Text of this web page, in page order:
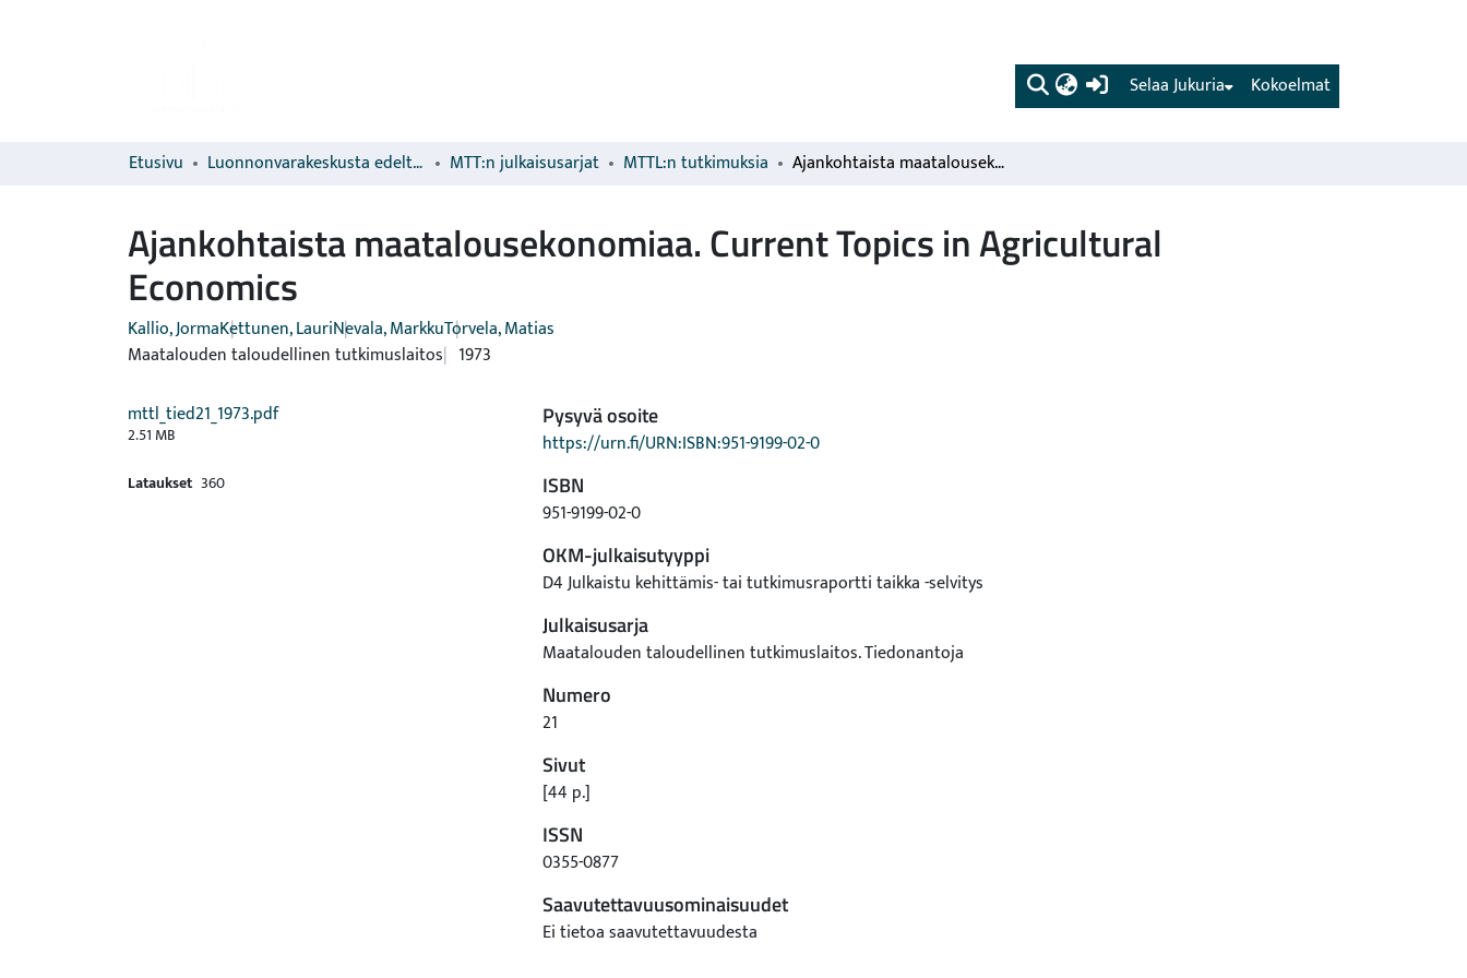
(current) Kokoelmat
Selaa Jukuria
Etusivu Luonnonvarakeskusta edeltävien organisaatioiden sarjat MTT:n julkaisusarjat MTTL:n tutkimuksia Ajankohtaista maatalousekonomiaa. Current Topics in Agricultural Economics
Ajankohtaista maatalousekonomiaa. Current Topics in Agricultural
Economics
Kallio, JormaKettunen, LauriNevala, MarkkuTorvela, Matias
Maatalouden taloudellinen tutkimuslaitos 1973
mttl_tied21_1973.pdf
2.51 MB
Lataukset 360
Pysyvä osoite
https://urn.fi/URN:ISBN:951-9199-02-0
ISBN
951-9199-02-0
OKM-julkaisutyyppi
D4 Julkaistu kehittämis- tai tutkimusraportti taikka -selvitys
Julkaisusarja
Maatalouden taloudellinen tutkimuslaitos. Tiedonantoja
Numero
21
Sivut
[44 p.]
ISSN
0355-0877
Saavutettavuusominaisuudet
Ei tietoa saavutettavuudesta